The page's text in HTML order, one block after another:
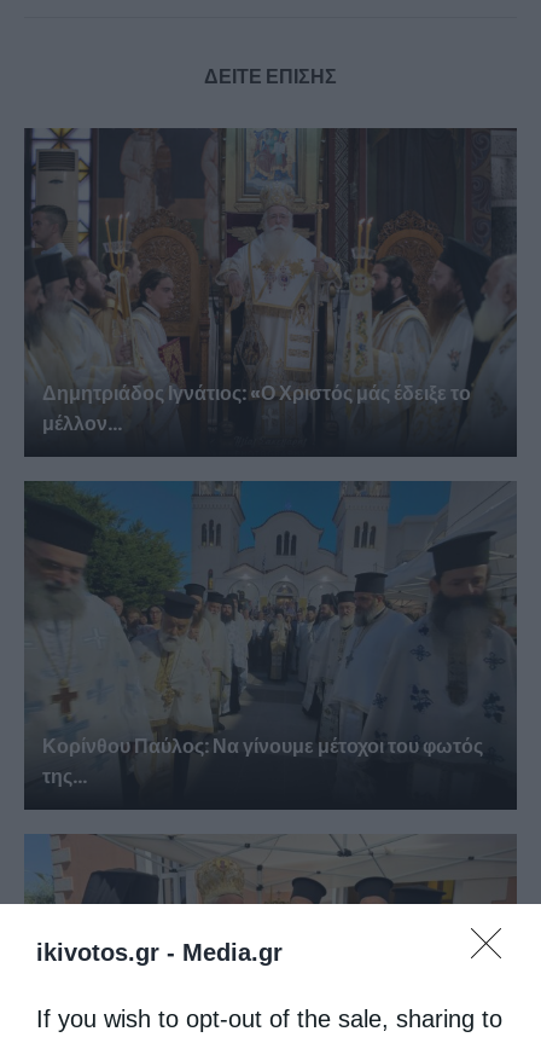
ikivotos.gr - Media.gr
If you wish to opt-out of the sale, sharing to
ΔΕΙΤΕ ΕΠΙΣΗΣ
Δημητριάδος Ιγνάτιος: «Ο Χριστός μάς έδειξε το
μέλλον...
Κορίνθου Παύλος: Να γίνουμε μέτοχοι του φωτός
της...